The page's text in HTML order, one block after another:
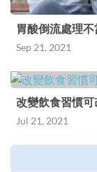
胃酸倒流處理
Sep 21, 2021
改變飲食習慣可
Jul 21, 2021